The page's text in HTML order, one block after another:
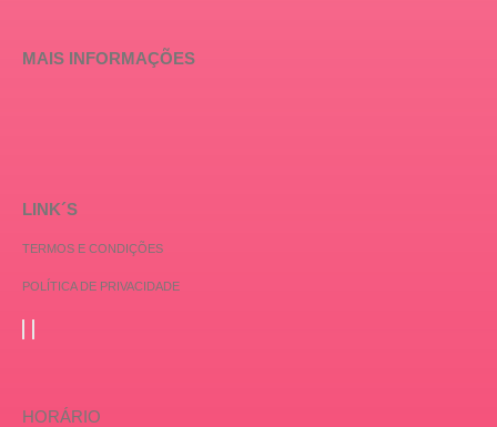
MAIS INFORMAÇÕES
LINK´S
TERMOS E CONDIÇÕES
POLÍTICA DE PRIVACIDADE
HORÁRIO